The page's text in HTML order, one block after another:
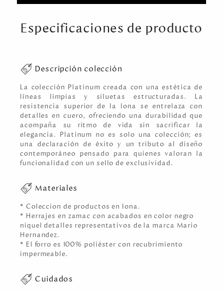
Especificaciones de producto
Descripción colección
La colección Platinum creada con una estética de
líneas limpias y siluetas estructuradas. La
resistencia superior de la lona se entrelaza con
detalles en cuero, ofreciendo una durabilidad que
acompaña su ritmo de vida sin sacrificar la
elegancia. Platinum no es solo una colección; es
una declaración de éxito y un tributo al diseño
contemporáneo pensado para quienes valoran la
funcionalidad con un sello de exclusividad.
Materiales
* Coleccion de productos en lona.
* Herrajes en zamac con acabados en color negro
niquel detalles representativos de la marca Mario
Hernandez.
* El forro es 100% poliéster con recubrimiento
impermeable.
Cuidados